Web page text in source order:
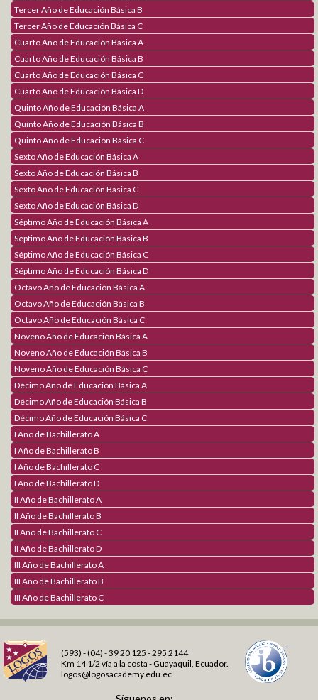
Académico
Plataforma Virtual
Logos TV
Logos Radio
Agenda virtual
Think Central
Benchmark Universe
Holt McDougal On line
Comunicaciones
Proceso de Matriculación
Estimulación Temprana
Fundación
Fundación LOGOS ACADEMY
Grupos de Apoyo
Obras realizadas
Contáctanos
Contáctanos Logos
Información General
Únete al equipo Logos
Tercer Año de Educación Básica B
Tercer Año de Educación Básica C
Cuarto Año de Educación Básica A
Cuarto Año de Educación Básica B
Cuarto Año de Educación Básica C
Cuarto Año de Educación Básica D
Quinto Año de Educación Básica A
Quinto Año de Educación Básica B
Quinto Año de Educación Básica C
Sexto Año de Educación Básica A
Sexto Año de Educación Básica B
Sexto Año de Educación Básica C
Sexto Año de Educación Básica D
Séptimo Año de Educación Básica A
Séptimo Año de Educación Básica B
Séptimo Año de Educación Básica C
Séptimo Año de Educación Básica D
Octavo Año de Educación Básica A
Octavo Año de Educación Básica B
Octavo Año de Educación Básica C
Noveno Año de Educación Básica A
Noveno Año de Educación Básica B
Noveno Año de Educación Básica C
Décimo Año de Educación Básica A
Décimo Año de Educación Básica B
Décimo Año de Educación Básica C
I Año de Bachillerato A
I Año de Bachillerato B
I Año de Bachillerato C
I Año de Bachillerato D
II Año de Bachillerato A
II Año de Bachillerato B
II Año de Bachillerato C
II Año de Bachillerato D
III Año de Bachillerato A
III Año de Bachillerato B
III Año de Bachillerato C
(593) - (04) - 39 20 125 - 295 2144
Km 14 1/2 vía a la costa - Guayaquil, Ecuador.
logos@logosacademy.edu.ec